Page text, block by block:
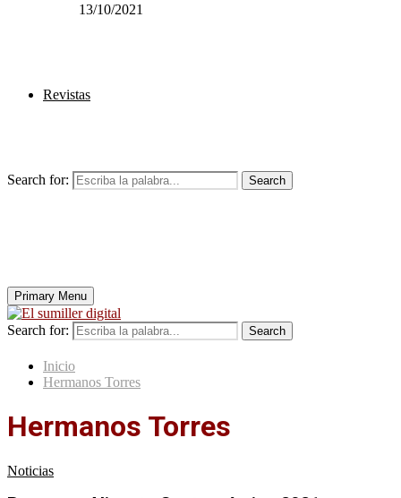
13/10/2021
Revistas
Search for: Search
Primary Menu
Search for: Search
Inicio
Hermanos Torres
Hermanos Torres
Noticias